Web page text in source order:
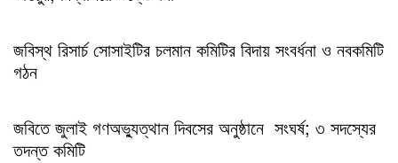
জবিস্থ রিসার্চ সোসাইটির চলমান কমিটির বিদায় সংবর্ধনা ও নবকমিটি
গঠন
জবিতে জুলাই গণঅভ্যুত্থান দিবসের অনুষ্ঠানে সংঘর্ষ; ৩ সদস্যের
তদন্ত কমিটি